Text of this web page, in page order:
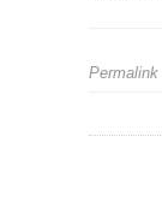
Permalink